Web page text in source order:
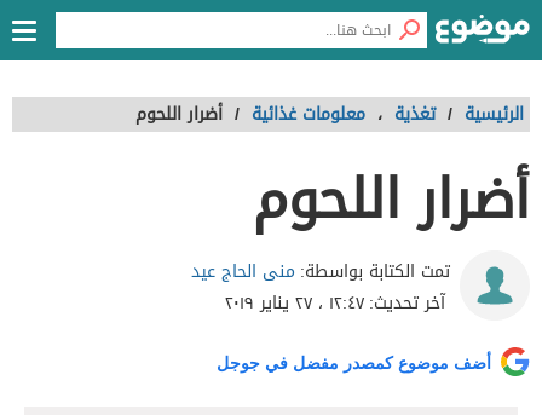
الرئيسية / تغذية ، معلومات غذائية / أضرار اللحوم
أضرار اللحوم
تمت الكتابة بواسطة: منى الحاج عيد
آخر تحديث:١٢:٤٧ ، ٢٧ يناير ٢٠١٩
أضف موضوع كمصدر مفضل في جوجل